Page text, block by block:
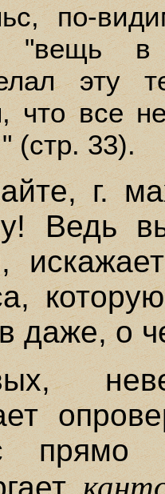
по-
"вещь в
эту
что все
(стр. 33).
г.
Ведь
даже, о